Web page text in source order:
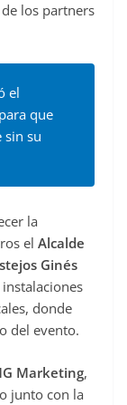
los partners
el
que
sin su
la
el Alcalde
Ginés
donde
del evento.
Marketing,
junto con la